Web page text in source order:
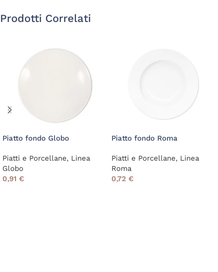
Prodotti Correlati
Piatto fondo Globo
Piatti e Porcellane, Linea
Globo
0,91 €
Piatto fondo Roma
Piatti e Porcellane, Linea
Roma
0,72 €